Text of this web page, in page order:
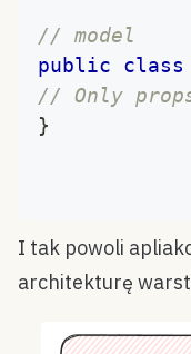
// model
public
class
// Only
}
I tak powoli
architekturę